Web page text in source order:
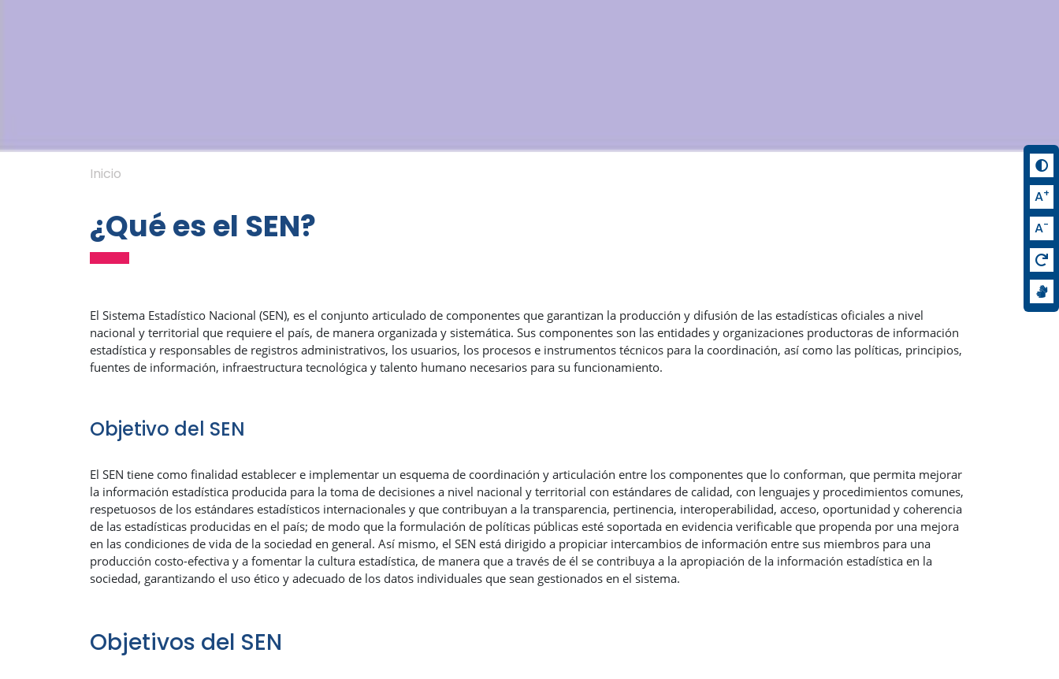
Inicio
¿Qué es el SEN?
El Sistema Estadístico Nacional (SEN), es el conjunto articulado de componentes que garantizan la producción y difusión de las estadísticas oficiales a nivel
nacional y territorial que requiere el país, de manera organizada y sistemática. Sus componentes son las entidades y organizaciones productoras de información
estadística y responsables de registros administrativos, los usuarios, los procesos e instrumentos técnicos para la coordinación, así como las políticas, principios,
fuentes de información, infraestructura tecnológica y talento humano necesarios para su funcionamiento.
Objetivo del SEN
El SEN tiene como finalidad establecer e implementar un esquema de coordinación y articulación entre los componentes que lo conforman, que permita mejorar
la información estadística producida para la toma de decisiones a nivel nacional y territorial con estándares de calidad, con lenguajes y procedimientos comunes,
respetuosos de los estándares estadísticos internacionales y que contribuyan a la transparencia, pertinencia, interoperabilidad, acceso, oportunidad y coherencia
de las estadísticas producidas en el país; de modo que la formulación de políticas públicas esté soportada en evidencia verificable que propenda por una mejora
en las condiciones de vida de la sociedad en general. Así mismo, el SEN está dirigido a propiciar intercambios de información entre sus miembros para una
producción costo-efectiva y a fomentar la cultura estadística, de manera que a través de él se contribuya a la apropiación de la información estadística en la
sociedad, garantizando el uso ético y adecuado de los datos individuales que sean gestionados en el sistema.
Objetivos del SEN
A+
A-